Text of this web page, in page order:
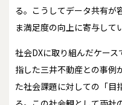
る。こうしてデータ共有が
ま満足度の向上に寄与して
社会DXに取り組んだケー
指した三井不動産との事例
た社会課題に対しての「目